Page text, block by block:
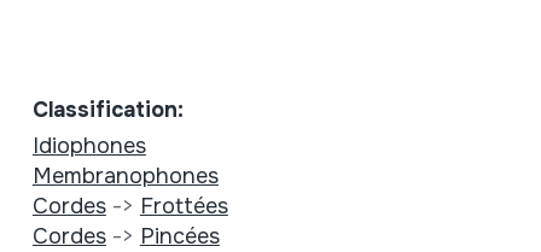
Classification:
Idiophones
Membranophones
Cordes-> Frottées
Cordes-> Pincées